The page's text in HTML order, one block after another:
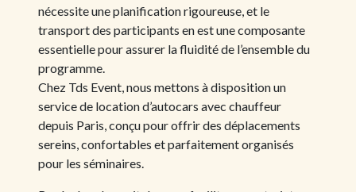
nécessite une planification rigoureuse, et le
transport des participants en est une composante
essentielle pour assurer la fluidité de l’ensemble du
programme.
Chez Tds Event, nous mettons à disposition un
service de location d’autocars avec chauffeur
depuis Paris, conçu pour offrir des déplacements
sereins, confortables et parfaitement organisés
pour les séminaires.